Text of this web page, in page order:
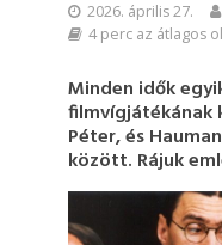
2026. április 27.
4 perc az átlagos
Minden idők
filmvígjátékának
Péter, és
között. Rájuk